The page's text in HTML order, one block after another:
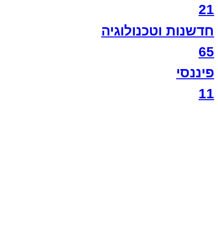
21
חדשנות וטכנולוגיה
65
פיננסי
11